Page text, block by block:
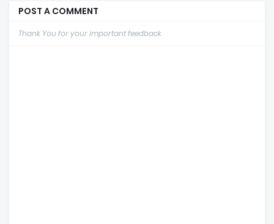
POST A COMMENT
Thank You for your important feedback